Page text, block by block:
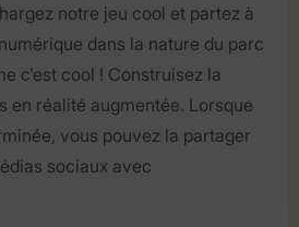
notre jeu cool et partez à
dans la nature du parc
c'est cool ! Construisez la
en réalité augmentée. Lorsque
vous pouvez la partager
sociaux avec